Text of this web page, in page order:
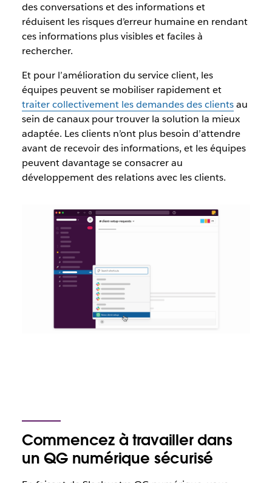
des conversations et des informations et
réduisent les risques d’erreur humaine en rendant
ces informations plus visibles et faciles à
rechercher.
Et pour l’amélioration du service client, les
équipes peuvent se mobiliser rapidement et
traiter collectivement les demandes des clientsau
sein de canaux pour trouver la solution la mieux
adaptée. Les clients n’ont plus besoin d’attendre
avant de recevoir des informations, et les équipes
peuvent davantage se consacrer au
développement des relations avec les clients.
Commencez à travailler dans
un QG numérique sécurisé